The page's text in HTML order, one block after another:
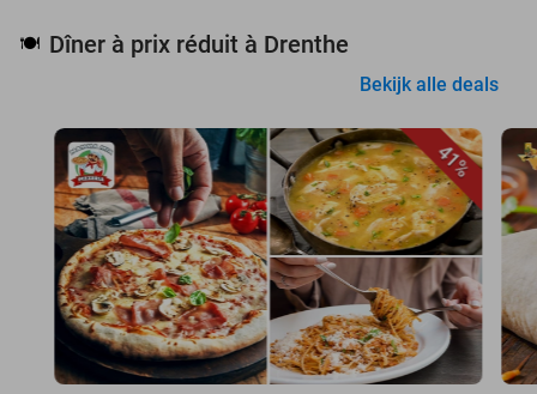
🍽️ Dîner à prix réduit à Drenthe
Bekijk alle deals
41%